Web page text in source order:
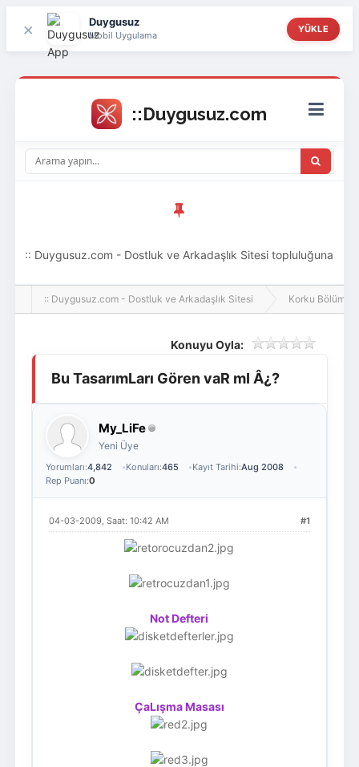
× Duygusuz
Mobil Uygulama
YÜKLE
Giriş Yap Üye Ol
:: Duygusuz.com - Dostluk ve Arkadaşlık Sitesi topluluğuna
hoş geldin ziyaretçi! Aramıza katılmak istersen kayıt
:: Duygusuz.com - Dostluk ve Arkadaşlık Sitesi Korku Bölümü
Konuyu Oyla:
Bu TasarımLarı Gören vaR mI Â¿?
My_LiFe
Yeni Üye
Yorumları:4,842 Konuları:465 Kayıt Tarihi:Aug 2008
Rep Puanı:0
#1
04-03-2009, Saat: 10:42 AM
Not Defteri
ÇaLışma Masası